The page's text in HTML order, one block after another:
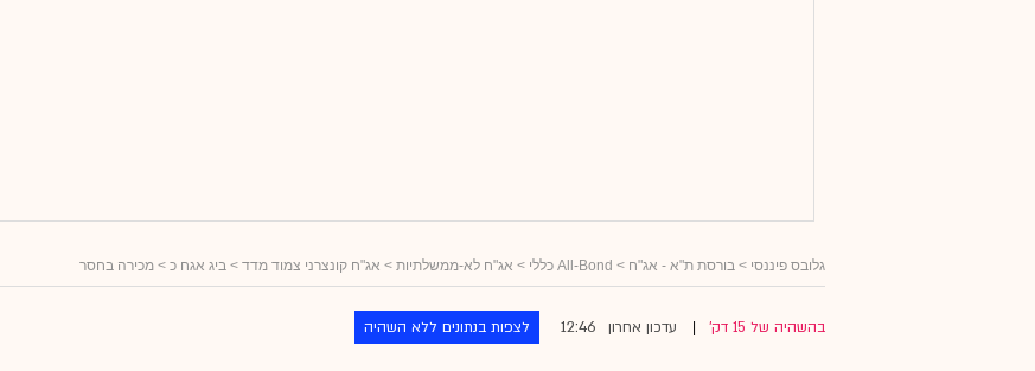
גלובס פיננסי > בורסת ת"א - אג"ח > All-Bond כללי > אג"ח לא-ממשלתיות > אג"ח קונצרני צמוד מדד > ביג אגח כ > מכירה בחסר
בהשהיה של 15 דק' עדכון אחרון 12:46 לצפות בנתונים ללא השהיה